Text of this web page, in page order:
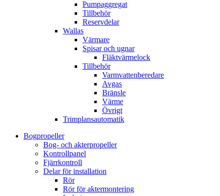
Pumpaggregat
Tillbehör
Reservdelar
Wallas
Värmare
Spisar och ugnar
Fläktvärmelock
Tillbehör
Varmvattenberedare
Avgas
Bränsle
Värme
Övrigt
Trimplansautomatik
Bogpropeller
Bog- och akterpropeller
Kontrollpanel
Fjärrkontroll
Delar för installation
Rör
Rör för aktermontering